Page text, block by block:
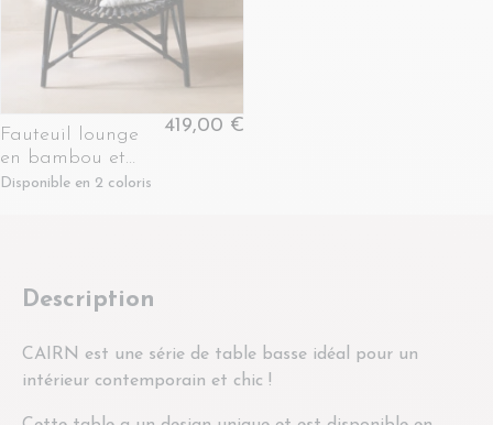
Fauteuil lounge
en bambou et
rotin - SAFI
Disponible en 2 coloris
419,00 €
Description
CAIRN est une série de table basse idéal pour un
intérieur contemporain et chic !